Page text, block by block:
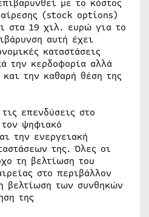
με το κόστος
(stock options)
στα 19 χιλ. ευρώ για το
αυτή έχει
καταστάσεις
την κερδοφορία αλλά
την καθαρή θέση της
επενδύσεις στο
ψηφιακό
την ενεργειακή
της. Όλες οι
τη βελτίωση του
στο περιβάλλον
βελτίωση των συνθηκών
της